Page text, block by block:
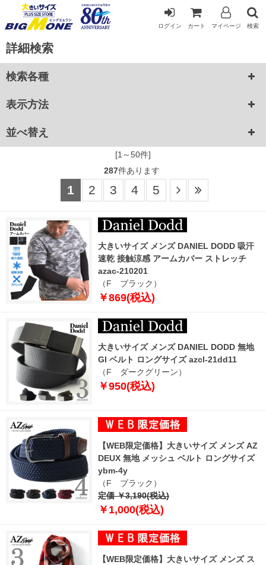
ログイン カート マイページ 検索
詳細検索
検索各種
表示方法
並べ替え
[1～50件]
287件あります
1 2 3 4 5
大きいサイズ メンズ DANIEL DODD 吸汗
速乾 接触涼感 アームカバー ストレッチ
azac-210201
（F ブラック）
￥869(税込)
大きいサイズ メンズ DANIEL DODD 無地
GI ベルト ロングサイズ azcl-21dd11
（F ダークグリーン）
￥950(税込)
【WEB限定価格】大きいサイズ メンズ AZ
DEUX 無地 メッシュ ベルト ロングサイズ
ybm-4y
（F ブラック）
定価 ￥3,190(税込)
￥1,000(税込)
【WEB限定価格】大きいサイズ メンズ ス